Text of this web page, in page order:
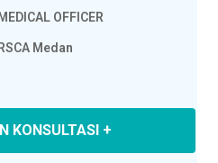
MEDICAL OFFICER
RSCA Medan
KONSULTASI +